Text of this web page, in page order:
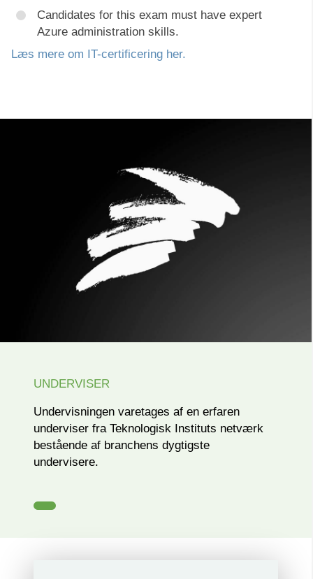
Candidates for this exam must have expert
Azure administration skills.
Læs mere om IT-certificering her.
UNDERVISER
Undervisningen varetages af en erfaren
underviser fra Teknologisk Instituts netværk
bestående af branchens dygtigste
undervisere.